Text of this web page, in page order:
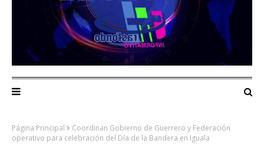
Página Principal
Coordinan Gobierno de Guerrero y Federación
operativo para celebración del Día de la Bandera en Iguala